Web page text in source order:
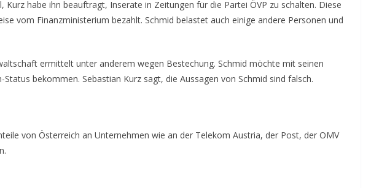
Kurz habe ihn beauftragt, Inserate in Zeitungen für die Partei ÖVP zu schalten. Diese
vom Finanzministerium bezahlt. Schmid belastet auch einige andere Personen und
ermittelt unter anderem wegen Bestechung. Schmid möchte mit seinen
Status bekommen. Sebastian Kurz sagt, die Aussagen von Schmid sind falsch.
von Österreich an Unternehmen wie an der Telekom Austria, der Post, der OMV